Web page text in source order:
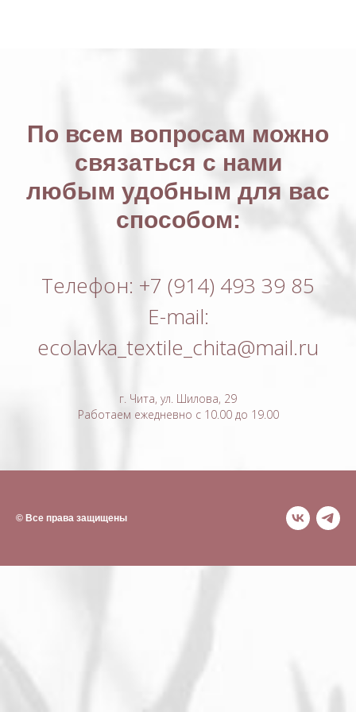
По всем вопросам можно
связаться с нами
любым удобным для вас
способом:
Телефон: +7 (914) 493 39 85
E-mail:
ecolavka_textile_chita@mail.ru
г. Чита, ул. Шилова, 29
Работаем ежедневно с 10.00 до 19.00
© Все права защищены